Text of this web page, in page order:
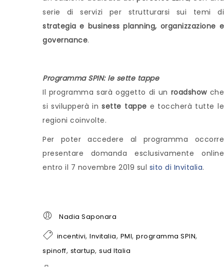
serie di servizi per strutturarsi sui temi di
strategia e business planning, organizzazione e
governance.
Programma SPIN: le sette tappe
Il programma sarà oggetto di un roadshowche
si svilupperà insette tappe e toccherà tutte le
regioni coinvolte.
Per poter accedere al programma occorre
presentare domanda esclusivamente online
entro il 7 novembre 2019 sul sito di Invitalia.
Nadia Saponara
incentivi, Invitalia, PMI, programma SPIN,
spinoff, startup, sud Italia